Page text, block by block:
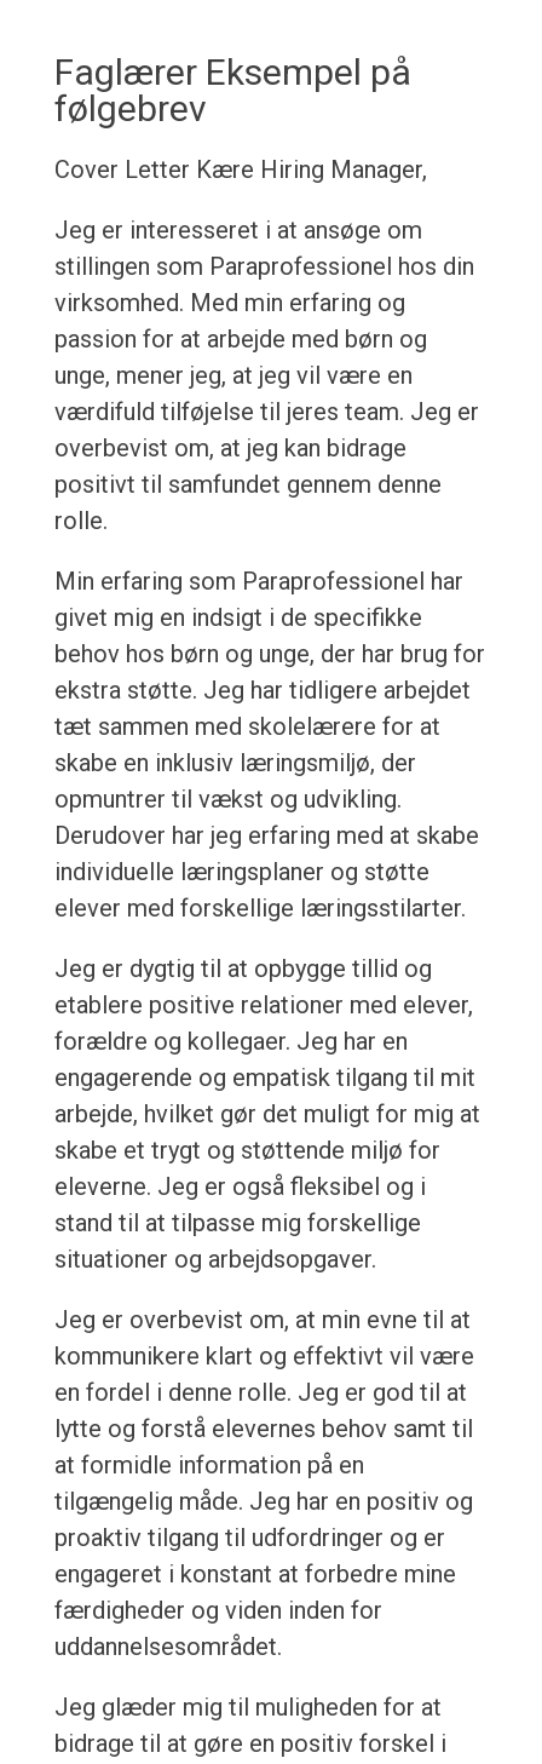
Faglærer Eksempel på
følgebrev
Cover Letter Kære Hiring Manager,
Jeg er interesseret i at ansøge om
stillingen som Paraprofessionel hos din
virksomhed. Med min erfaring og
passion for at arbejde med børn og
unge, mener jeg, at jeg vil være en
værdifuld tilføjelse til jeres team. Jeg er
overbevist om, at jeg kan bidrage
positivt til samfundet gennem denne
rolle.
Min erfaring som Paraprofessionel har
givet mig en indsigt i de specifikke
behov hos børn og unge, der har brug for
ekstra støtte. Jeg har tidligere arbejdet
tæt sammen med skolelærere for at
skabe en inklusiv læringsmiljø, der
opmuntrer til vækst og udvikling.
Derudover har jeg erfaring med at skabe
individuelle læringsplaner og støtte
elever med forskellige læringsstilarter.
Jeg er dygtig til at opbygge tillid og
etablere positive relationer med elever,
forældre og kollegaer. Jeg har en
engagerende og empatisk tilgang til mit
arbejde, hvilket gør det muligt for mig at
skabe et trygt og støttende miljø for
eleverne. Jeg er også fleksibel og i
stand til at tilpasse mig forskellige
situationer og arbejdsopgaver.
Jeg er overbevist om, at min evne til at
kommunikere klart og effektivt vil være
en fordel i denne rolle. Jeg er god til at
lytte og forstå elevernes behov samt til
at formidle information på en
tilgængelig måde. Jeg har en positiv og
proaktiv tilgang til udfordringer og er
engageret i konstant at forbedre mine
færdigheder og viden inden for
uddannelsesområdet.
Jeg glæder mig til muligheden for at
bidrage til at gøre en positiv forskel i